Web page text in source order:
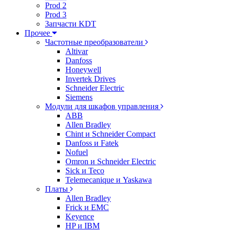
Prod 2
Prod 3
Запчасти KDT
Прочее
Частотные преобразователи
Altivar
Danfoss
Honeywell
Invertek Drives
Schneider Electric
Siemens
Модули для шкафов управления
ABB
Allen Bradley
Chint и Schneider Compact
Danfoss и Fatek
Nofuel
Omron и Schneider Electric
Sick и Teco
Telemecanique и Yaskawa
Платы
Allen Bradley
Frick и EMC
Keyence
HP и IBM